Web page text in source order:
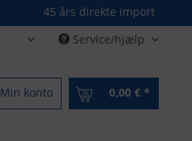
45 års direkte import
Dänisch - DanishService/hjælp
Min konto 0,00 € *